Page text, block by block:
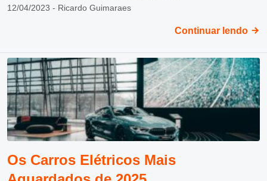
12/04/2023 - Ricardo Guimaraes
Continuar lendo
Os Carros Elétricos Mais